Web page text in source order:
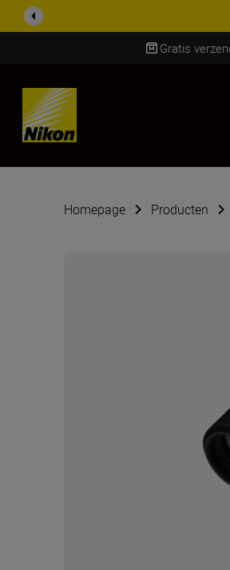
Gratis
Skip
Homepage Producten